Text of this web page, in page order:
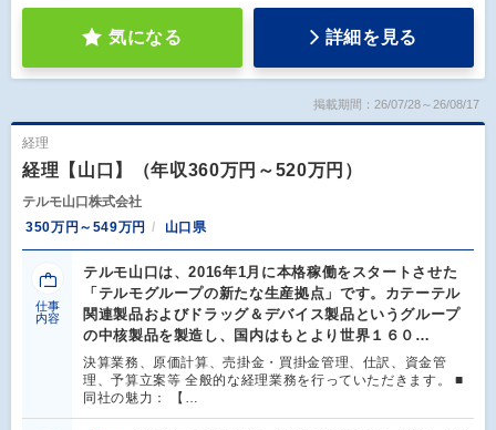
気になる 詳細を見る
掲載期間：26/07/28～26/08/17
経理
経理【山口】（年収360万円～520万円）
テルモ山口株式会社
350万円～549万円
山口県
仕事
内容
テルモ山口は、2016年1月に本格稼働をスタートさせた
「テルモグループの新たな生産拠点」です。カテーテル
関連製品およびドラッグ＆デバイス製品というグループ
の中核製品を製造し、国内はもとより世界１６０…
決算業務、原価計算、売掛金・買掛金管理、仕訳、資金管
理、予算立案等 全般的な経理業務を行っていただきます。 ■
同社の魅力： 【…